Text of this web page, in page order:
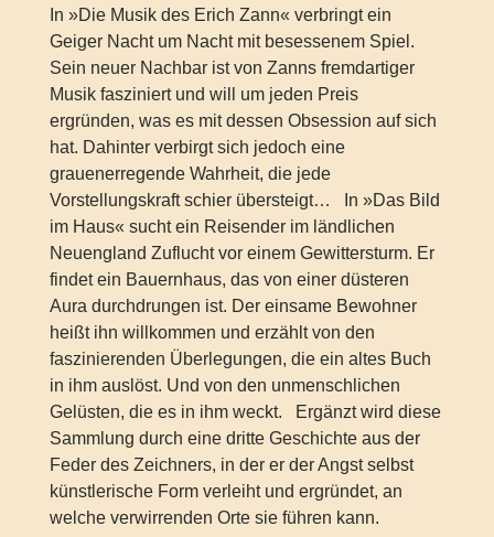
In »Die Musik des Erich Zann« verbringt ein
Geiger Nacht um Nacht mit besessenem Spiel.
Sein neuer Nachbar ist von Zanns fremdartiger
Musik fasziniert und will um jeden Preis
ergründen, was es mit dessen Obsession auf sich
hat. Dahinter verbirgt sich jedoch eine
grauenerregende Wahrheit, die jede
Vorstellungskraft schier übersteigt… In »Das Bild
im Haus« sucht ein Reisender im ländlichen
Neuengland Zuflucht vor einem Gewittersturm. Er
findet ein Bauernhaus, das von einer düsteren
Aura durchdrungen ist. Der einsame Bewohner
heißt ihn willkommen und erzählt von den
faszinierenden Überlegungen, die ein altes Buch
in ihm auslöst. Und von den unmenschlichen
Gelüsten, die es in ihm weckt. Ergänzt wird diese
Sammlung durch eine dritte Geschichte aus der
Feder des Zeichners, in der er der Angst selbst
künstlerische Form verleiht und ergründet, an
welche verwirrenden Orte sie führen kann.